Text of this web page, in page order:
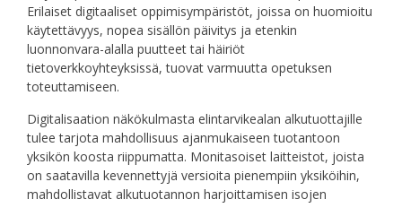
Erilaiset digitaaliset oppimisympäristöt, joissa on huomioitu
käytettävyys, nopea sisällön päivitys ja etenkin
luonnonvara-alalla puutteet tai häiriöt
tietoverkkoyhteyksissä, tuovat varmuutta opetuksen
toteuttamiseen.
Digitalisaation näkökulmasta elintarvikealan alkutuottajille
tulee tarjota mahdollisuus ajanmukaiseen tuotantoon
yksikön koosta riippumatta. Monitasoiset laitteistot, joista
on saatavilla kevennettyjä versioita pienempiin yksiköihin,
mahdollistavat alkutuotannon harjoittamisen isojen